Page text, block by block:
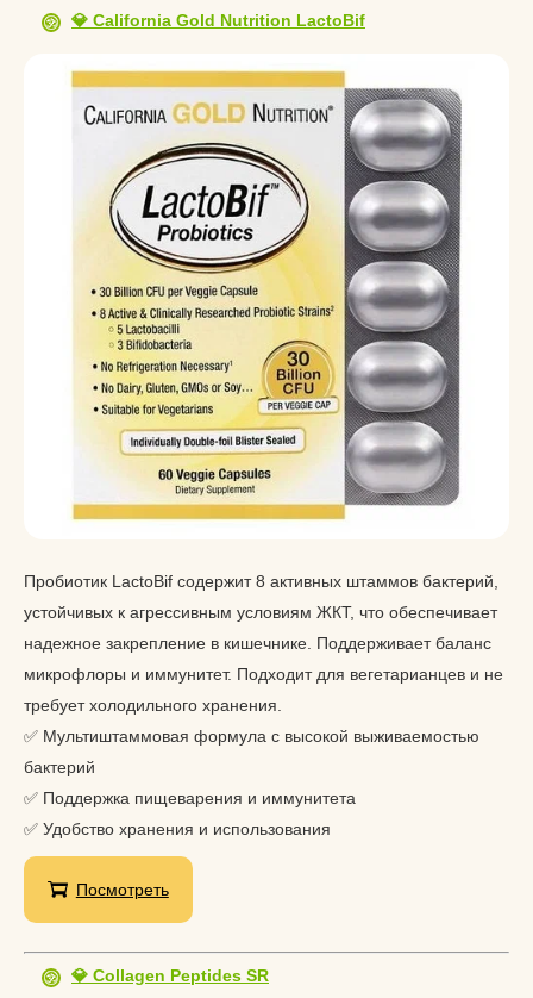
💎 California Gold Nutrition LactoBif
Пробиотик LactoBif содержит 8 активных штаммов бактерий,
устойчивых к агрессивным условиям ЖКТ, что обеспечивает
надежное закрепление в кишечнике. Поддерживает баланс
микрофлоры и иммунитет. Подходит для вегетарианцев и не
требует холодильного хранения.
✅ Мультиштаммовая формула с высокой выживаемостью
бактерий
✅ Поддержка пищеварения и иммунитета
✅ Удобство хранения и использования
Посмотреть
💎 Collagen Peptides SR